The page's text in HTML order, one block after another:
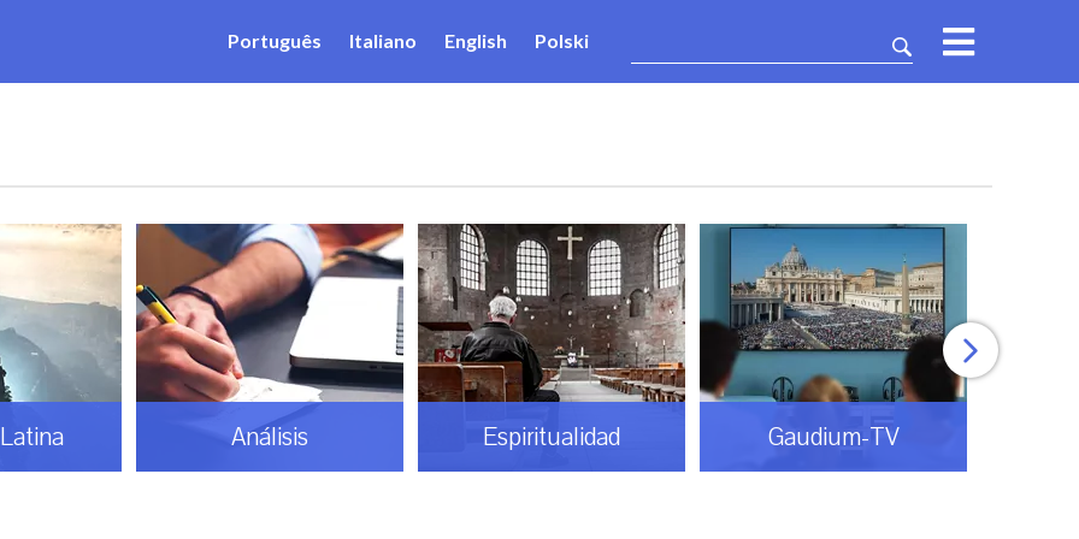
Português Italiano English Polski
Análisis Espiritualidad Gaudium-TV